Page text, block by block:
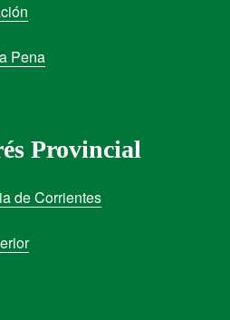
Pena
Provincial
de Corrientes